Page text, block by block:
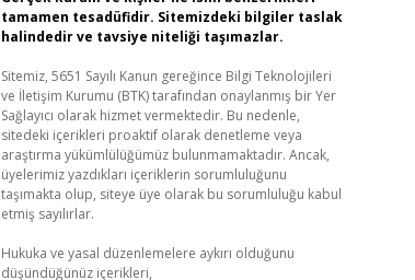
tamamen tesadüfidir. Sitemizdeki bilgiler taslak
halindedir ve tavsiye niteliği taşımazlar.
Sitemiz, 5651 Sayılı Kanun gereğince Bilgi Teknolojileri
ve İletişim Kurumu (BTK) tarafından onaylanmış bir Yer
Sağlayıcı olarak hizmet vermektedir. Bu nedenle,
sitedeki içerikleri proaktif olarak denetleme veya
araştırma yükümlülüğümüz bulunmamaktadır. Ancak,
üyelerimiz yazdıkları içeriklerin sorumluluğunu
taşımakta olup, siteye üye olarak bu sorumluluğu kabul
etmiş sayılırlar.
Hukuka ve yasal düzenlemelere aykırı olduğunu
düşündüğünüz içerikleri,